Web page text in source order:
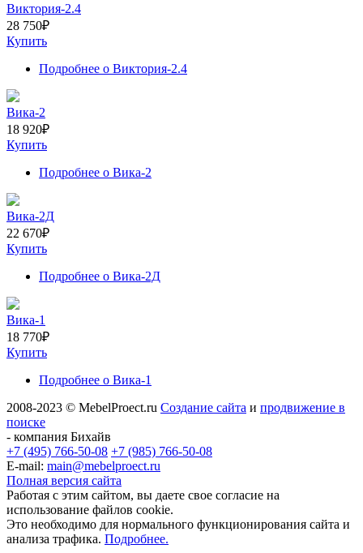
Виктория-2.4
28 750₽
Купить
Подробнее о Виктория-2.4
Вика-2
18 920₽
Купить
Подробнее о Вика-2
Вика-2Д
22 670₽
Купить
Подробнее о Вика-2Д
Вика-1
18 770₽
Купить
Подробнее о Вика-1
2008-2023 © MebelProect.ru Создание сайта и продвижение в
поиске
- компания Бихайв
+7 (495) 766-50-08 +7 (985) 766-50-08
E-mail: main@mebelproect.ru
Полная версия сайта
Работая с этим сайтом, вы даете свое согласие на
использование файлов cookie.
Это необходимо для нормального функционирования сайта и
анализа трафика. Подробнее.